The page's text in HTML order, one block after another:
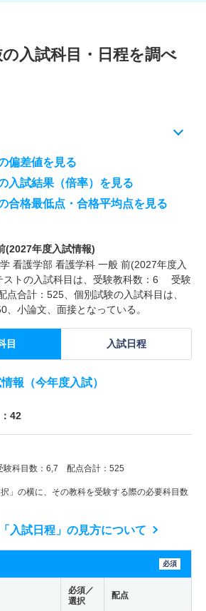
入試科目・日程を調べ
偏差値を見る
入試結果（倍率）を見る
合格最低点・合格平均点を見る
(2027年度入試情報)
看護学部 看護学科 一般 前(2027年度入
ストの入試科目は、受験教科数：6 受験
合計：525、個別試験の入試科目は、
小論文、面接となっている。
目 入試日程
報（今年度入試）
42
科目数：6,7 配点合計：525
」の横に、その教科を受験する際の必要科目数
入試日程」の見方について
必須
必須／
選択
配点